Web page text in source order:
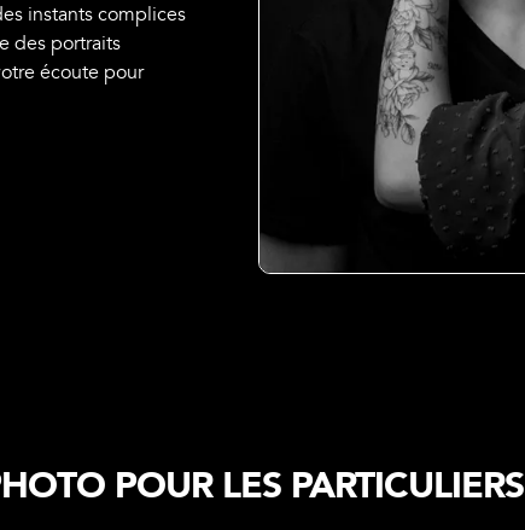
instants complices
des portraits
écoute pour
POUR LES